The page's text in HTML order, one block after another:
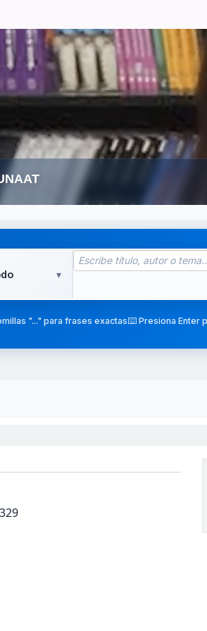
"..." para frases exactas⌨️ Presiona Enter